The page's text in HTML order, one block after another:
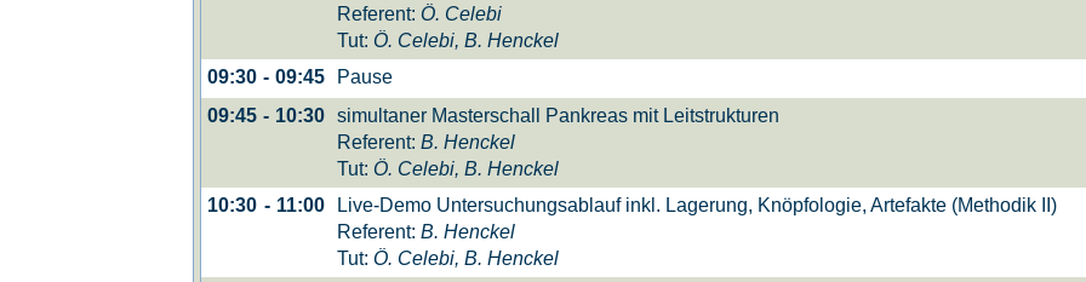
Referent: Ö. Celebi
Tut: Ö. Celebi, B. Henckel
09:30 - 09:45
Pause
09:45 - 10:30 simultaner Masterschall Pankreas mit Leitstrukturen
Referent:B. Henckel
Tut: Ö. Celebi, B. Henckel
10:30 - 11:00
Live-Demo Untersuchungsablauf inkl. Lagerung, Knöpfologie, Artefakte (Methodik II)
Referent:B. Henckel
Tut:Ö. Celebi, B. Henckel